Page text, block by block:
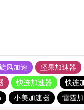
风加速
坚果加速器
快连加速器
快连
小美加速器 雷霆